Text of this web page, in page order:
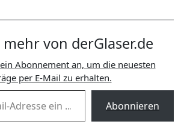
mehr von derGlaser.de
per E-Mail zu erhalten.
Abonnieren